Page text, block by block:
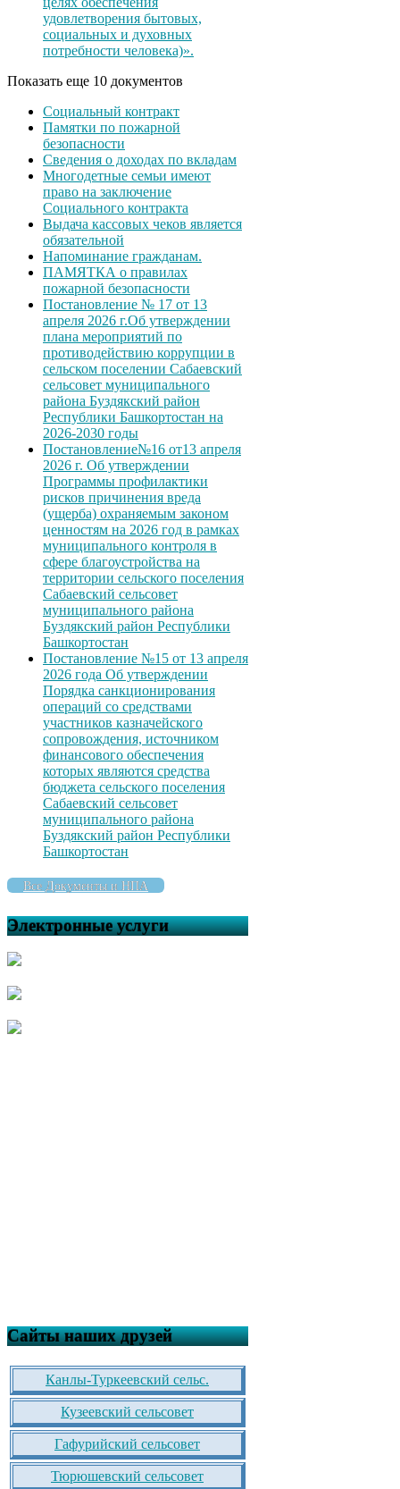
удовлетворения бытовых,
социальных и духовных
потребности человека)».
Показать еще 10 документов
Социальный контракт
Памятки по пожарной
безопасности
Сведения о доходах по вкладам
Многодетные семьи имеют
право на заключение
Социального контракта
Выдача кассовых чеков является
обязательной
Напоминание гражданам.
ПАМЯТКА о правилах
пожарной безопасности
Постановление № 17 от 13
апреля 2026 г.Об утверждении
плана мероприятий по
противодействию коррупции в
сельском поселении Сабаевский
сельсовет муниципального
района Буздякский район
Республики Башкортостан на
2026-2030 годы
Постановление№16 от13 апреля
2026 г. Об утверждении
Программы профилактики
рисков причинения вреда
(ущерба) охраняемым законом
ценностям на 2026 год в рамках
муниципального контроля в
сфере благоустройства на
территории сельского поселения
Сабаевский сельсовет
муниципального района
Буздякский район Республики
Башкортостан
Постановление №15 от 13 апреля
2026 года Об утверждении
Порядка санкционирования
операций со средствами
участников казначейского
сопровождения, источником
финансового обеспечения
которых являются средства
бюджета сельского поселения
Сабаевский сельсовет
муниципального района
Буздякский район Республики
Башкортостан
Все Документы и НПА
Электронные услуги
Сайты наших друзей
Канлы-Туркеевский сельс.
Кузеевский сельсовет
Гафурийский сельсовет
Тюрюшевский сельсовет